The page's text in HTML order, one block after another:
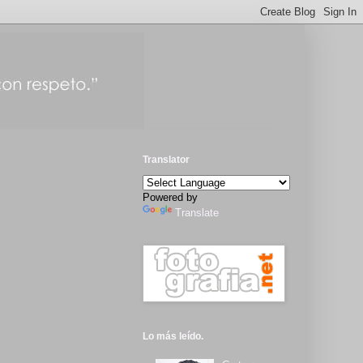
Translator
Powered by
Translate
Lo más leído.